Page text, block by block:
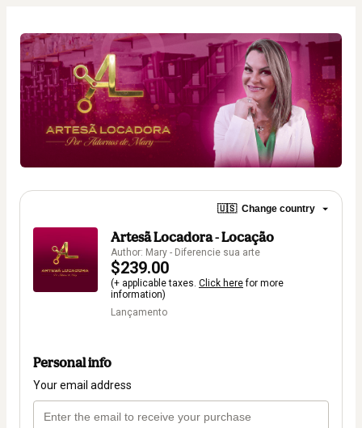
🇺🇸 Change country
Artesã Locadora - Locação
Author: Mary - Diferencie sua arte
$239.00
(+ applicable taxes. Click herefor more
information)
Lançamento
Personal info
Your email address